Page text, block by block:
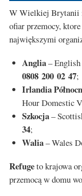
W Wielkiej Brytanii
ofiar przemocy,
największymi
Anglia–
0808 200 02 47;
Irlandia
Hour Domestic
Szkocja–
34;
Walia– Wales
Refugeto krajowa
przemocą w domu